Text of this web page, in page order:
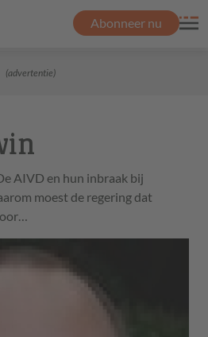
Abonneer nu
(advertentie)
AIVD en hun inbraak bij
moest de regering dat